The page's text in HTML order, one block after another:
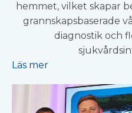
hemmet, vilket skapar
grannskapsbaserade
diagnostik och
Läs mer